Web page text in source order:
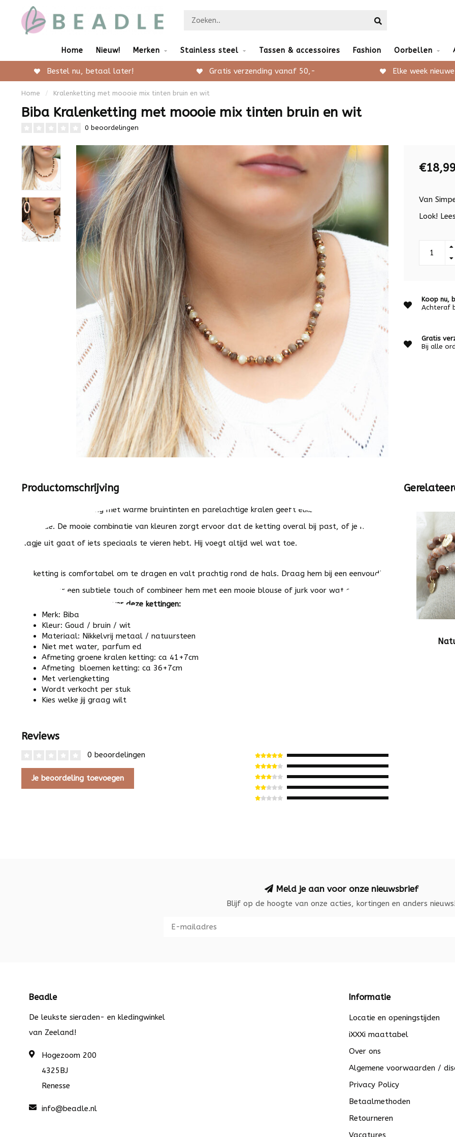
Home Nieuw! Merken Stainless steel Tassen & accessoires Fashion Oorbellen
Bestel nu, betaal later! Gratis verzending vanaf 50,- Elke week
Home / Kralenketting met moooie mix tinten bruin en wit
Biba Kralenketting met moooie mix tinten bruin en wit
0 beoordelingen
Van
Look!
Koop nu,
Achteraf
Gratis
Bij alle
Productomschrijving
Deze prachtige ketting met warme bruintinten en parelachtige kralen geeft elke outfit een stijlvolle
upgrade. De mooie combinatie van kleuren zorgt ervoor dat de ketting overal bij past, of je nu een
dagje uit gaat of iets speciaals te vieren hebt. Hij voegt altijd wel wat toe.
De ketting is comfortabel om te dragen en valt prachtig rond de hals. Draag hem bij een eenvoudig
T-shirt voor een subtiele touch of combineer hem met een mooie blouse of jurk voor wat extra flair.
Alles wat je wilt weten over deze kettingen:
Merk: Biba
Kleur: Goud / bruin / wit
Materiaal: Nikkelvrij metaal / natuursteen
Niet met water, parfum ed
Afmeting groene kralen ketting: ca 41+7cm
Afmeting bloemen ketting: ca 36+7cm
Met verlengketting
Wordt verkocht per stuk
Kies welke jij graag wilt
Reviews
0 beoordelingen
Je beoordeling toevoegen
Meld je aan voor onze nieuwsbrief
Blijf op de hoogte van onze acties, kortingen en anders
Beadle
De leukste sieraden- en kledingwinkel
van Zeeland!
Hogezoom 200
4325BJ
Renesse
info@beadle.nl
Informatie
Locatie en openingstijden
iXXXi maattabel
Over ons
Algemene voorwaarden /
Privacy Policy
Betaalmethoden
Retourneren
Vacatures